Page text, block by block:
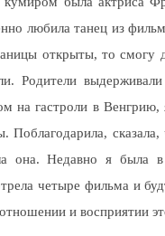
любила танец из
открыты, то смогу
Родители
на гастроли в
Поблагодарила, сказала,
она. Недавно я была
четыре фильма и
и восприятии